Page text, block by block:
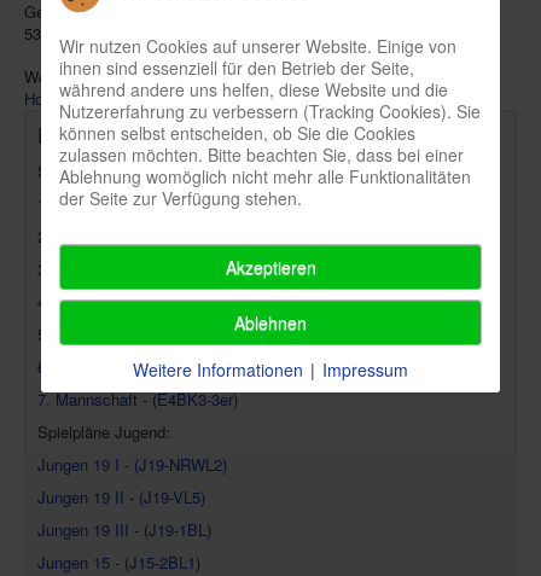
Geschäftsstelle
53639 Königswinter,
Weiterführende Informationen zum Handballsport finden Sie unter
Homepage Handballabteilung.
Links
Spielpläne Erwachsene 2025/26:
1. Mannschaft-(EBOL)
2. Mannschaft
3. Mannschaft
(E2BL5-4er)
4. Mannschaft-(E2BK6-4er)
5. Mannschaft
(E3BK6-4er)
6. Mannschaft-(E4BK3-3er)
7. Mannschaft-(E4BK3-3er)
Spielpläne Jugend:
Jungen 19 I - (J19-NRWL2)
Jungen 19 II - (J19-VL5)
Jungen 19 III - (J19-1BL)
Jungen 15 - (J15-2BL1)
Wir nutzen Cookies auf unserer Website. Einige von
ihnen sind essenziell für den Betrieb der Seite,
während andere uns helfen, diese Website und die
Nutzererfahrung zu verbessern (Tracking Cookies). Sie
können selbst entscheiden, ob Sie die Cookies
zulassen möchten. Bitte beachten Sie, dass bei einer
Ablehnung womöglich nicht mehr alle Funktionalitäten
der Seite zur Verfügung stehen.
Akzeptieren
Ablehnen
Weitere Informationen | Impressum